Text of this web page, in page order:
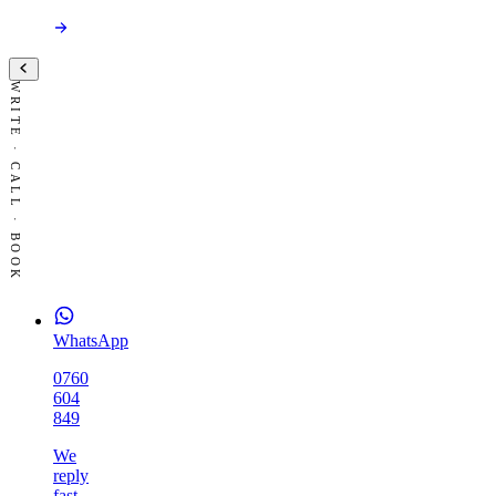
WRITE · CALL · BOOK
WhatsApp
0760
604
849
We
reply